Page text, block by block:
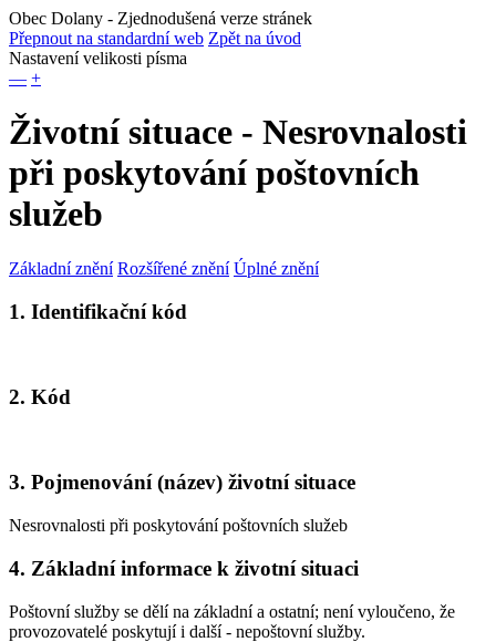
Obec Dolany - Zjednodušená verze stránek
Přepnout na standardní web Zpět na úvod
Nastavení velikosti písma
— +
Životní situace - Nesrovnalosti
při poskytování poštovních
služeb
Základní znění Rozšířené znění Úplné znění
1. Identifikační kód
2. Kód
3. Pojmenování (název) životní situace
Nesrovnalosti při poskytování poštovních služeb
4. Základní informace k životní situaci
Poštovní služby se dělí na základní a ostatní; není vyloučeno, že
provozovatelé poskytují i další - nepoštovní služby.